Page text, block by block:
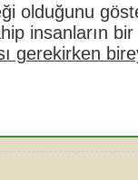
olduğunu
insanların
gerekirken